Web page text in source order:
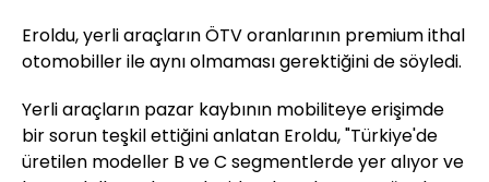
Eroldu, yerli araçların ÖTV oranlarının premium ithal
otomobiller ile aynı olmaması gerektiğini de söyledi.
Yerli araçların pazar kaybının mobiliteye erişimde
bir sorun teşkil ettiğini anlatan Eroldu, "Türkiye'de
üretilen modeller B ve C segmentlerde yer alıyor ve